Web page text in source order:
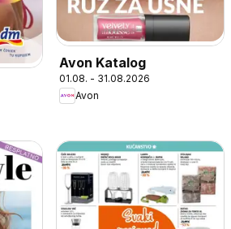
Avon Katalog
01.08. - 31.08.2026
Avon